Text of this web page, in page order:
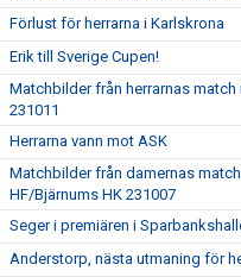
Förlust för herrarna i Karlskrona
Erik till Sverige Cupen!
Matchbilder från herrarnas
231011
Herrarna vann mot ASK
Matchbilder från damernas
HF/Bjärnums HK 231007
Seger i premiären i
Anderstorp, nästa utmaning för